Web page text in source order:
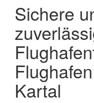
Sichere
Kartal